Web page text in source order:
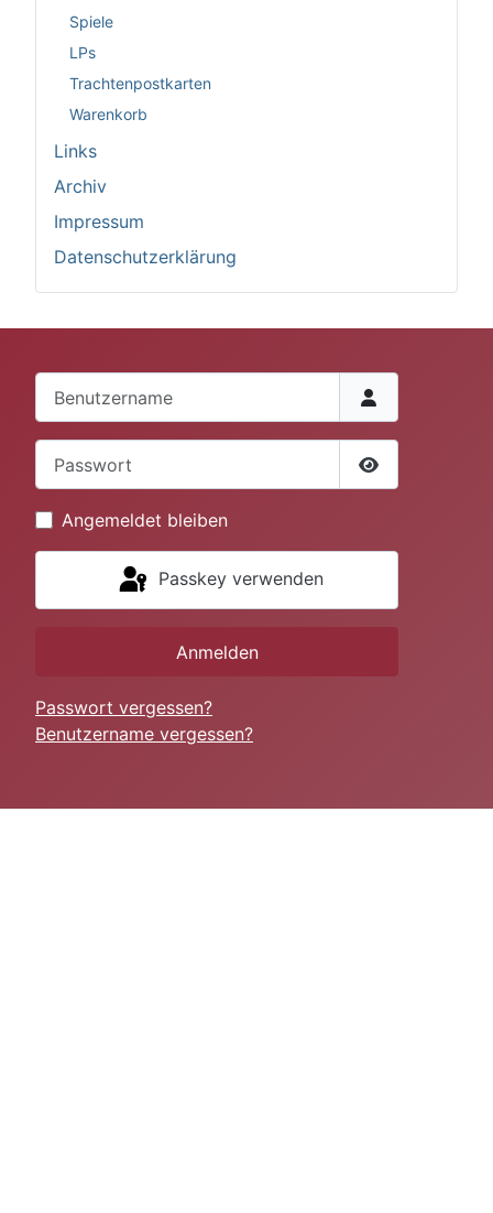
Spiele
LPs
Trachtenpostkarten
Warenkorb
Links
Archiv
Impressum
Datenschutzerklärung
Passwort
Angemeldet bleiben
Passkey verwenden
Anmelden
Passwort vergessen?
Benutzername vergessen?